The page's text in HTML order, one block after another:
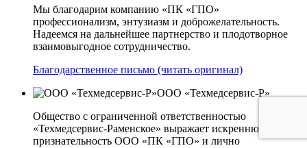
Мы благодарим компанию «ПК «ГПО»
профессионализм, энтузиазм и доброжелательность.
Надеемся на дальнейшее партнерство и плодотворное
взаимовыгодное сотрудничество.
Благодарственное письмо (читать оригинал)
ООО «Техмедсервис-Р»
Общество с ограниченной ответственностью
«Техмедсервис-Раменское» выражает искреннюю
признательность ООО «ПК «ГПО» и лично